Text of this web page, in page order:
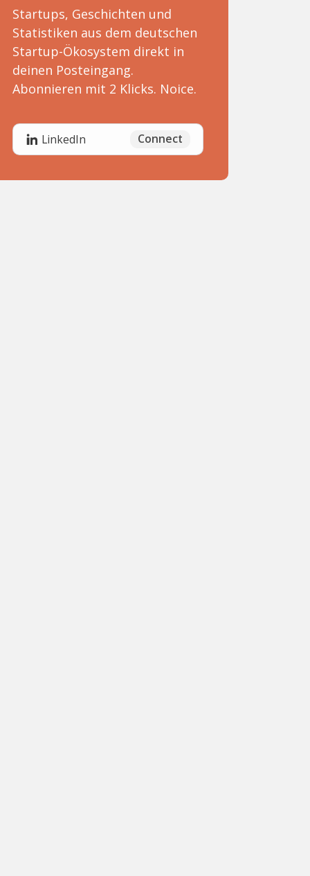
Startups, Geschichten und
Statistiken aus dem deutschen
Startup-Ökosystem direkt in
deinen Posteingang.
Abonnieren mit 2 Klicks. Noice.
LinkedIn Connect